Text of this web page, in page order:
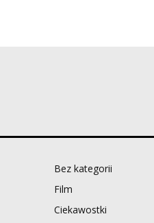
Bez kategorii
Film
Ciekawostki